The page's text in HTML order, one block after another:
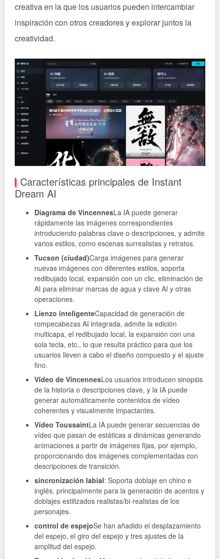
creativa en la que los usuarios pueden intercambiar
inspiración con otros creadores y explorar juntos la
creatividad.
Características principales de Instant
Dream AI
Diagrama de VincennesLa IA puede generar
rápidamente las imágenes correspondientes
introduciendo palabras clave o descripciones, y admite
varios estilos, como escenas surrealistas y retratos.
Tucson (ciudad)Carga imágenes para generar
nuevas imágenes con diferentes estilos, soporta
redibujado local, expansión con un clic, eliminación de
AI para eliminar marcas de agua y clave AI y otras
operaciones.
Lienzo inteligenteCapacidad de generación de
rompecabezas AI integrada, admite la edición
multicapa, el redibujado local, la expansión con una
sola tecla, etc., lo que resulta práctico para que los
usuarios lleven a cabo el diseño compuesto y el ajuste
fino.
Vídeo de VincennesLos usuarios introducen sinopsis
de la historia o descripciones clave, y la IA puede
generar automáticamente contenidos de vídeo
coherentes y visualmente impactantes.
Vídeo ToussaintLa IA puede generar secuencias de
vídeo que pasan de estáticas a dinámicas generando
animaciones a partir de imágenes fijas, por ejemplo,
proporcionando dos imágenes complementadas con
descripciones de transición.
sincronización labial: Soporta doblaje en chino e
inglés, principalmente para la generación de acentos y
doblajes estilizados realistas/bi-realistas de los
personajes.
control de espejoSe han añadido el desplazamiento
del espejo, el giro del espejo y tres ajustes de la
amplitud del espejo.